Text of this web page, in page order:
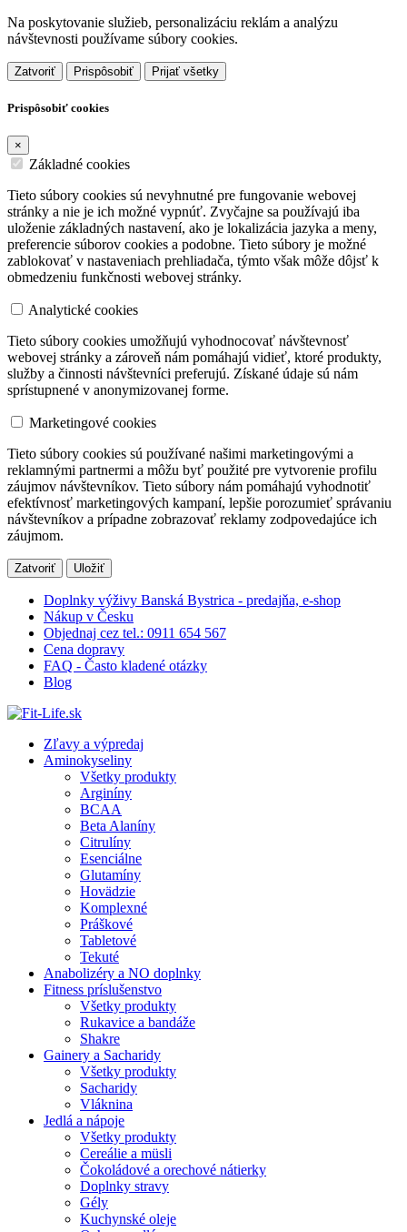
Na poskytovanie služieb, personalizáciu reklám a analýzu
návštevnosti používame súbory cookies.
Zatvoriť Prispôsobiť Prijať všetky
Prispôsobiť cookies
×
Základné cookies
Tieto súbory cookies sú nevyhnutné pre fungovanie webovej
stránky a nie je ich možné vypnúť. Zvyčajne sa používajú iba
uloženie základných nastavení, ako je lokalizácia jazyka a meny,
preferencie súborov cookies a podobne. Tieto súbory je možné
zablokovať v nastaveniach prehliadača, týmto však môže dôjsť k
obmedzeniu funkčnosti webovej stránky.
Analytické cookies
Tieto súbory cookies umožňujú vyhodnocovať návštevnosť
webovej stránky a zároveň nám pomáhajú vidieť, ktoré produkty,
služby a činnosti návštevníci preferujú. Získané údaje sú nám
sprístupnené v anonymizovanej forme.
Marketingové cookies
Tieto súbory cookies sú používané našimi marketingovými a
reklamnými partnermi a môžu byť použité pre vytvorenie profilu
záujmov návštevníkov. Tieto súbory nám pomáhajú vyhodnotiť
efektívnosť marketingových kampaní, lepšie porozumieť správaniu
návštevníkov a prípadne zobrazovať reklamy zodpovedajúce ich
záujmom.
Zatvoriť Uložiť
Doplnky výživy Banská Bystrica - predajňa, e-shop
Nákup v Česku
Objednaj cez tel.: 0911 654 567
Cena dopravy
FAQ - Často kladené otázky
Blog
Zľavy a výpredaj
Aminokyseliny
Všetky produkty
Arginíny
BCAA
Beta Alaníny
Citrulíny
Esenciálne
Glutamíny
Hovädzie
Komplexné
Práškové
Tabletové
Tekuté
Anabolizéry a NO doplnky
Fitness príslušenstvo
Všetky produkty
Rukavice a bandáže
Shakre
Gainery a Sacharidy
Všetky produkty
Sacharidy
Vláknina
Jedlá a nápoje
Všetky produkty
Cereálie a müsli
Čokoládové a orechové nátierky
Doplnky stravy
Gély
Kuchynské oleje